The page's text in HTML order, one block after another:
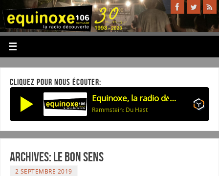
CLIQUEZ POUR NOUS ÉCOUTER:
Equinoxe, la radio découverte
Rammstein: Du Hast
Archives: Le Bon sens
2 SEPTEMBRE 2019